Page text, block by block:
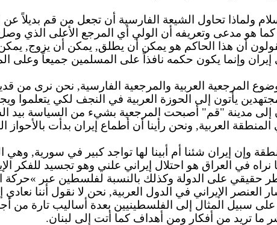
ولماذا تحاول الشيعة الفارسية أن تجعل من قم بديلاً
كما هو مدعى وتعريفه أن الولي أي المرجع الأعلى الذي
أن هذا الحاكم هو يمكن أن يطلق, يمكن أن يزوج, يمكن
وإنما يكون حكمه نافذاً على المسلمين جميعاً وعلى
المرجعية العربية والمرجعية الفارسية, نحن نرى
يأتون إلى الحوزة العربية في النجف لكي
إلى مدينة "قم" أصبحت المرجعية بشيء من السياسة بيد
العربية, ونحن رأينا أن أطماع إيران بدأت بالأحواز
وإن إيران شئنا أم أبينا لها تواجد كبير في سورية, وهي
في العراق هو احتلال إيراني علني وهو تجسيد للفكر
على الدولة وكذلك بالنسبة لفلسطين عبر »حركة
الإيراني في الدول العربية, نحن لا نقول أننا نعادي
على سبيل المثال إلى الفلسطينيين بعدة أساليب تارة
تريد من أفكار ومن أهداف كما أتت إلى لبنان.